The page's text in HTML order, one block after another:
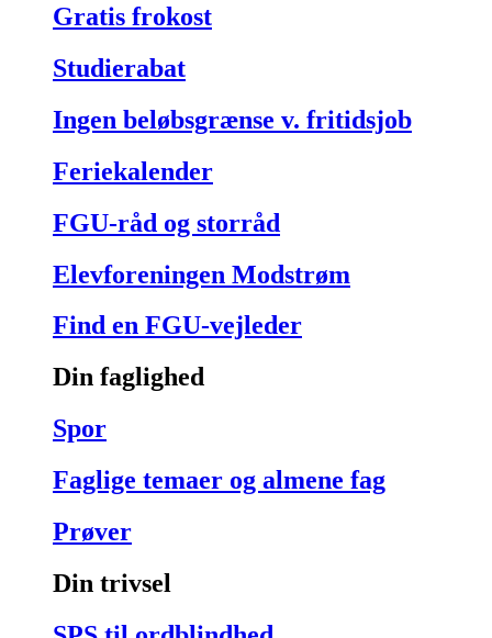
Gratis frokost
Studierabat
Ingen beløbsgrænse v. fritidsjob
Feriekalender
FGU-råd og storråd
Elevforeningen Modstrøm
Find en FGU-vejleder
Din faglighed
Spor
Faglige temaer og almene fag
Prøver
Din trivsel